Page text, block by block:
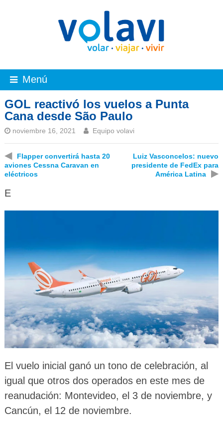
Menú
GOL reactivó los vuelos a Punta
Cana desde São Paulo
noviembre 16, 2021 Equipo volavi
◀
Flapper convertirá hasta 20
aviones Cessna Caravan en
eléctricos
Luiz Vasconcelos: nuevo
presidente de FedEx para
América Latina
▶
E
El vuelo inicial ganó un tono de celebración, al
igual que otros dos operados en este mes de
reanudación: Montevideo, el 3 de noviembre, y
Cancún, el 12 de noviembre.